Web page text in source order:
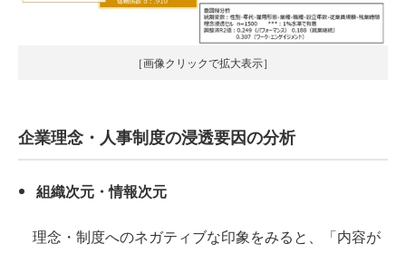
［画像クリックで拡大表示］
企業理念・人事制度の浸透要因の分析
組織次元・情報次元
理念・制度へのネガティブな印象をみると、「内容が